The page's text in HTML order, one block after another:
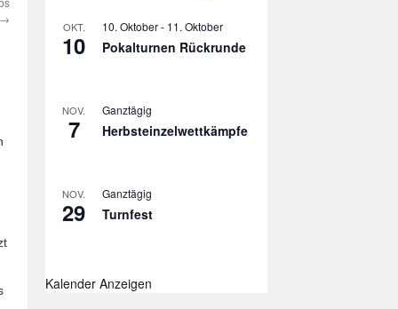
→
OKT.
10
10. Oktober- 11. Oktober
Pokalturnen Rückrunde
NOV.
7
Ganztägig
Herbsteinzelwettkämpfe
NOV.
29
Ganztägig
Turnfest
Kalender Anzeigen